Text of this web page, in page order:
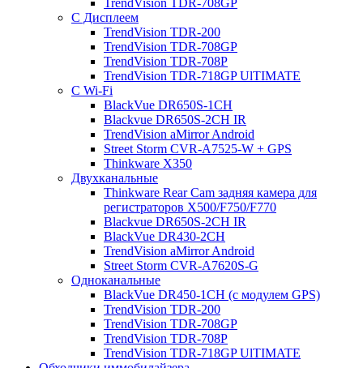
TrendVision TDR-708GP
С Дисплеем
TrendVision TDR-200
TrendVision TDR-708GP
TrendVision TDR-708P
TrendVision TDR-718GP UlTIMATE
С Wi-Fi
BlackVue DR650S-1CH
Blackvue DR650S-2CH IR
TrendVision aMirror Android
Street Storm CVR-A7525-W + GPS
Thinkware X350
Двухканальные
Thinkware Rear Cam задняя камера для
регистраторов X500/F750/F770
Blackvue DR650S-2CH IR
BlackVue DR430-2CH
TrendVision aMirror Android
Street Storm CVR-A7620S-G
Одноканальные
BlackVue DR450-1CH (с модулем GPS)
TrendVision TDR-200
TrendVision TDR-708GP
TrendVision TDR-708P
TrendVision TDR-718GP UlTIMATE